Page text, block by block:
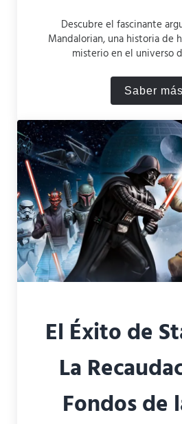
Descubre el fascinante
Mandalorian, una historia de
misterio en el universo
Saber más
El Éxito de
La
Fondos de